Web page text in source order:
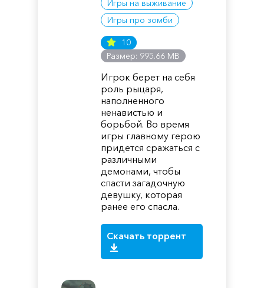
Игры на выживание
Игры про зомби
10
Размер: 995.66 MB
Игрок берет на себя
роль рыцаря,
наполненного
ненавистью и
борьбой. Во время
игры главному герою
придется сражаться с
различными
демонами, чтобы
спасти загадочную
девушку, которая
ранее его спасла.
Скачать торрент